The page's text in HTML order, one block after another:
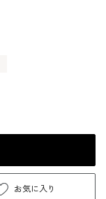
お気に入り